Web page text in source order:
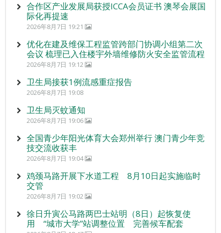
合作区产业发展局获授ICCA会员证书 澳琴会展国
际化再提速
2026年8月7日 19:21
优化在建及维保工程监管跨部门协调小组第二次
会议 梳理已入住楼宇外墙维修防火安全监管流程
2026年8月7日 19:12
卫生局接获1例流感重症报告
2026年8月7日 19:08
卫生局灭蚊通知
2026年8月7日 19:06
全国青少年阳光体育大会郑州举行 澳门青少年竞
技交流收获丰
2026年8月7日 19:04
鸡颈马路开展下水道工程 8月10日起实施临时
交管
2026年8月7日 19:02
徐日升寅公马路两巴士站明（8日）起恢复使
用 “城市大学”站调整位置 完善候车配套